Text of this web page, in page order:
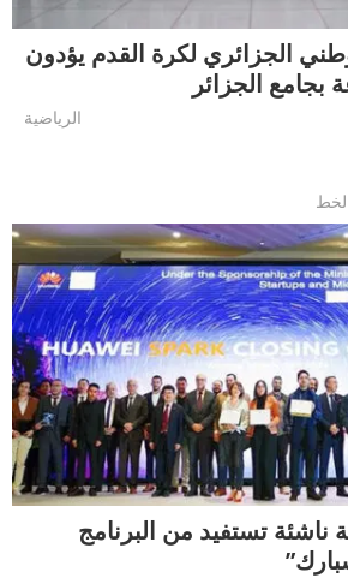
الجزائري لكرة القدم يؤدون
الجزائر
الرياضية
تستفيد من البرنامج